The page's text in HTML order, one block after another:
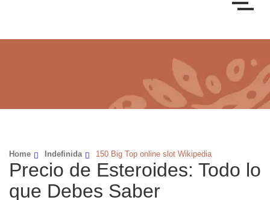
Home Indefinida 150 Big Top online slot Wikipedia
Precio de Esteroides: Todo lo
que Debes Saber